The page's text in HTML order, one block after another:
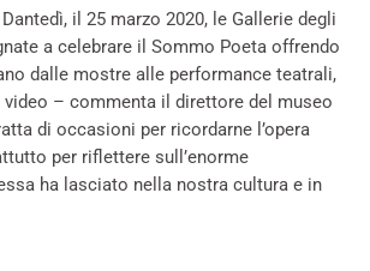
il 25 marzo 2020, le Gallerie degli
a celebrare il Sommo Poeta offrendo
dalle mostre alle performance teatrali,
video – commenta il direttore del museo
di occasioni per ricordarne l’opera
per riflettere sull’enorme
ha lasciato nella nostra cultura e in